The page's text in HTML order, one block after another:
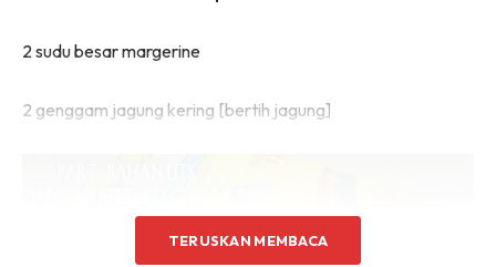
2 sudu besar margerine
2 genggam jagung kering [bertih jagung]
TERUSKAN MEMBACA